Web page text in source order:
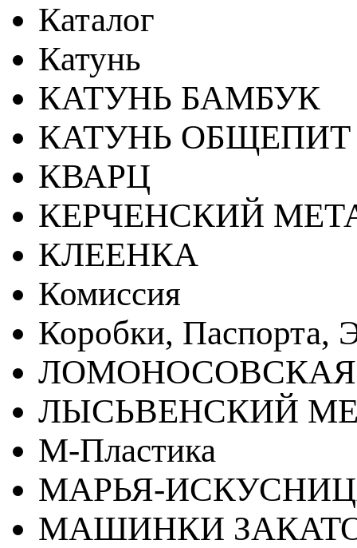
Каталог
Катунь
КАТУНЬ БАМБУК
КАТУНЬ ОБЩЕПИТ
КВАРЦ
КЕРЧЕНСКИЙ
КЛЕЕНКА
Комиссия
Коробки, Паспорта,
ЛЫСЬВЕНСКИЙ
М-Пластика
МАРЬЯ-
МАШИНКИ